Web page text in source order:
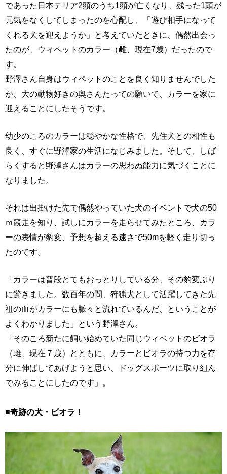
であった日本テリア2頭のうち1頭が亡くなり、残った1頭が
元気をなくしてしまったのを心配し、「遊び相手になって
くれる犬を迎えようか」と考えていたときに、偶然出会っ
たのが、ウィペットのカラー（雌、現在7歳）だったので
す。
野澤さん自身はウィペットのことを良く知りませんでした
が、大の動物好きの奥さんたっての願いで、カラーを家に
迎えることにしたそうです。
幼少のころのカラーは穏やかな性格で、先住犬との相性も
良く、すぐに野澤家の生活になじみました。そして、しば
らくすると野澤さんはカラーの思わぬ能力に気づくことに
なりました。
それは出掛けた先で偶然やっていた犬のイベントで犬の50
ｍ競走を知り、試しにカラーを走らせてみたところ、カラ
ーの表情が豹変、予想を超える速さで50mを軽く走り切っ
たのです。
「カラーは普段とてもおっとりしている分、その豹変ぶり
に驚きました。数百年の間、狩猟犬として活躍してきた先
祖の血がカラーにも脈々と流れているんだ、ということが
よくわかりました」という野澤さん。
「そのころ新たに飼い始めていた同じウィペットのビオラ
（雌、現在７歳）とともに、カラーとビオラの持つ力を存
分に伸ばしてあげようと思い、ドッグスポーツに取り組ん
でみることにしたのです」。
■奇跡の犬・ビオラ！